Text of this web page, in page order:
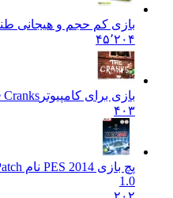
بازی کم حجم و هیجانی طناب را
۴۵٬۲۰۴
بازی برای کامپیوترThe Cranks
پچ بازی PES 2014 نام 2014
Patch